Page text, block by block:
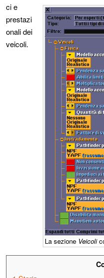
La sezione Veicoli
ci e
prestazi
onali dei
veicoli.